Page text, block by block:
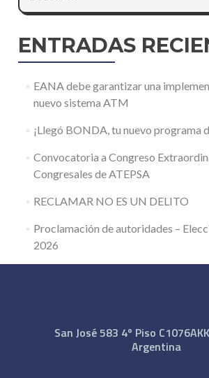
ENTRADAS
EANA debe garantizar una
nuevo sistema ATM
¡Llegó BONDA, tu nuevo programa
Convocatoria a Congreso
Congresales de ATEPSA
RECLAMAR NO ES UN DELITO
Proclamación de autoridades –
2026
San José 583 4º Piso
Argentina